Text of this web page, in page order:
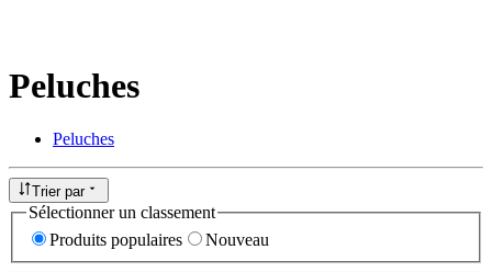
Peluches
Peluches
Trier par
Sélectionner un classement
Produits populaires
Nouveau